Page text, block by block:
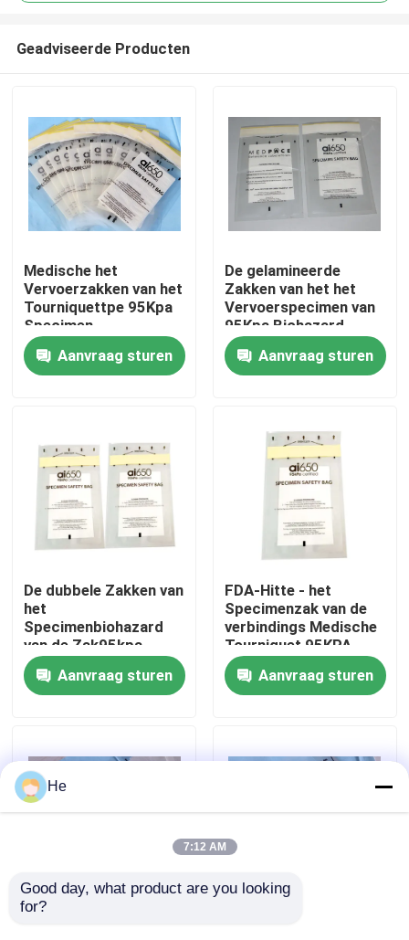
Producten
Video's
Over ons
Fabriekstocht
Kwaliteitscontrole
Nieuws
Vraag een offerte
Geadviseerde Producten
Medische het
Vervoerzakken van het
Tourniquettpe 95Kpa
Specimen
Aanvraag sturen
De gelamineerde
Zakken van het het
Vervoerspecimen van
95Kpa Biohazard
Aanvraag sturen
De dubbele Zakken van
het
Specimenbiohazard
van de Zak95kpa
Ritssluiting TPE
Aanvraag sturen
FDA-Hitte - het
Specimenzak van de
verbindings Medische
Tourniquet 95KPA
Aanvraag sturen
167cm*283cm TPE
He
7:12 AM
Good day, what product are you looking
for?